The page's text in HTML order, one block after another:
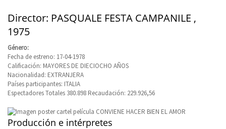
Director: PASQUALE FESTA CAMPANILE ,
1975
Género:
Fecha de estreno: 17-04-1978
Calificación: MAYORES DE DIECIOCHO AÑOS
Nacionalidad: EXTRANJERA
Países participantes: ITALIA
Espectadores Totales 380.898 Recaudación: 229.926,56
Producción e intérpretes